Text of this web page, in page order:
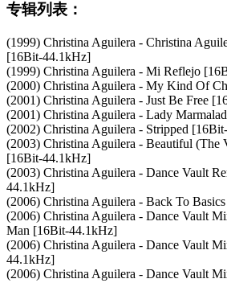
专辑列表：
(1999) Christina Aguilera - Christina
[16Bit-44.1kHz]
(1999) Christina Aguilera - Mi Reflejo
(2000) Christina Aguilera - My Kind Of
(2001) Christina Aguilera - Just Be Free
(2001) Christina Aguilera - Lady
(2002) Christina Aguilera - Stripped
(2003) Christina Aguilera - Beautiful (The
[16Bit-44.1kHz]
(2003) Christina Aguilera - Dance Vault
44.1kHz]
(2006) Christina Aguilera - Back To
(2006) Christina Aguilera - Dance Vault
Man [16Bit-44.1kHz]
(2006) Christina Aguilera - Dance Vault
44.1kHz]
(2006) Christina Aguilera - Dance Vault